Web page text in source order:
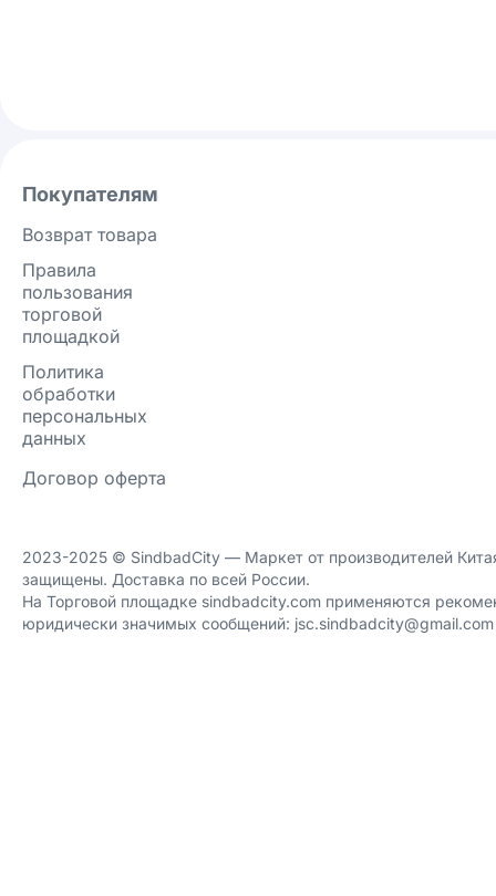
Покупателям
Возврат товара
Правила
пользования
торговой
площадкой
Политика
обработки
персональных
данных
Договор оферта
2023-2025 ©️ SindbadCity — Маркет от производителей
защищены. Доставка по всей России.
На Торговой площадке sindbadcity.com применяются
юридически значимых сообщений: jsc.sindbadcity@gmail.com